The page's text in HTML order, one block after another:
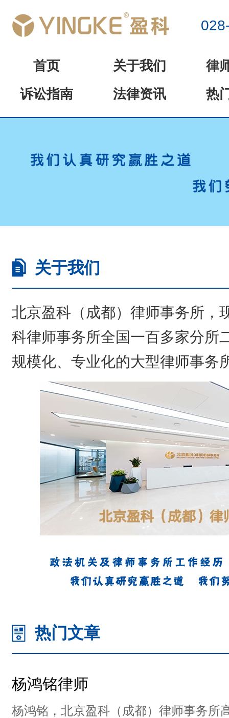
首页 关于我们
律
诉讼指南
法律资讯 热
关于我们
北京盈科（成都）律师事务所，
科律师事务所全国一百多家分所
规模化、专业化的大型律师事务
热门文章
杨鸿铭律师
杨鸿铭，北京盈科（成都）律师事务所